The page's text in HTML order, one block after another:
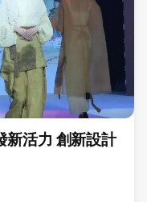
新活力 創新設計